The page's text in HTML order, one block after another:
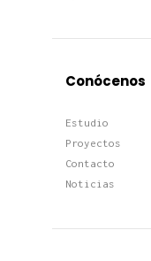
Conócenos
Estudio
Proyectos
Contacto
Noticias